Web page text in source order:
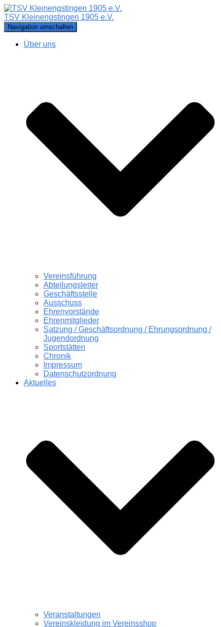
TSV Kleinengstingen 1905 e.V.
Navigation umschalten
Über uns
Vereinsführung
Abteilungsleiter
Geschäftsstelle
Ausschuss
Ehrenvorstände
Ehrenmitglieder
Satzung / Geschäftsordnung / Ehrungsordnung /
Jugendordnung
Sportstätten
Chronik
Impressum
Datenschutzordnung
Aktuelles
Veranstaltungen
Vereinskleidung im Vereinsshop